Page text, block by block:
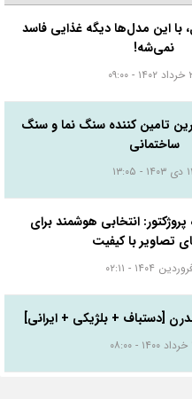
این مدل‌ها دیگه غذایی فاسد
نمی‌شه!
تامین کننده سنگ نما و سنگ
ساختمانی
انتخابی هوشمند برای
تصاویر با کیفیت
[دستباف + بلژیکی + ایرانی]